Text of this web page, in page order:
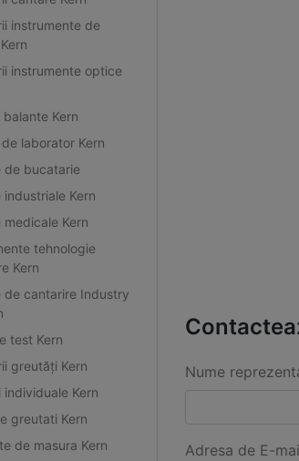
instrumente de
instrumente optice
Kern
laborator Kern
de bucatarie
industriale Kern
medicale Kern
tehnologie
Kern
de cantarire Industry
test Kern
greutăți Kern
individuale Kern
greutati Kern
de masura Kern
Nume
Adresa de E-